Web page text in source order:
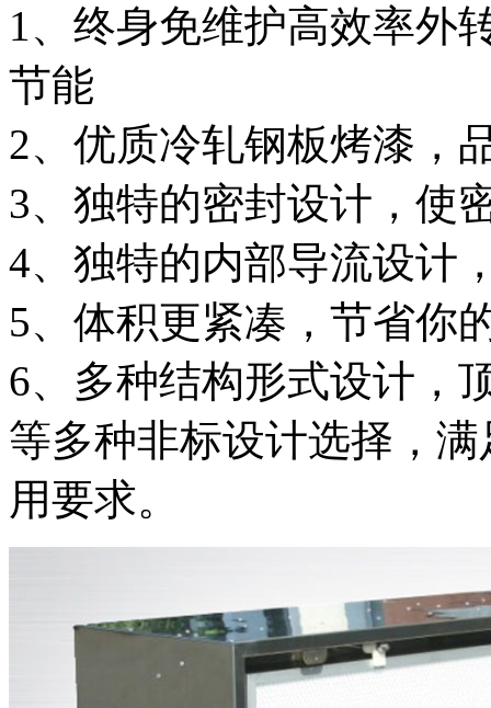
1、终身免维护高效率外
节能
2、优质冷轧钢板烤漆，
3、独特的密封设计，使
4、独特的内部导流设计
5、体积更紧凑，节省你
6、多种结构形式设计，
等多种非标设计选择，
用要求。